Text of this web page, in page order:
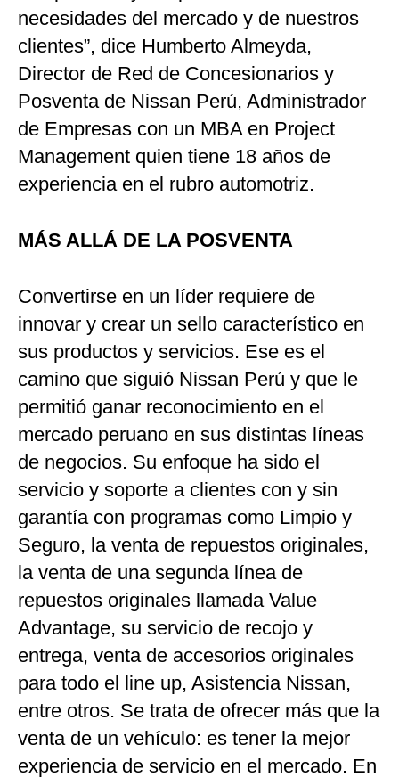
necesidades del mercado y de nuestros
clientes”, dice Humberto Almeyda,
Director de Red de Concesionarios y
Posventa de Nissan Perú, Administrador
de Empresas con un MBA en Project
Management quien tiene 18 años de
experiencia en el rubro automotriz.
MÁS ALLÁ DE LA POSVENTA
Convertirse en un líder requiere de
innovar y crear un sello característico en
sus productos y servicios. Ese es el
camino que siguió Nissan Perú y que le
permitió ganar reconocimiento en el
mercado peruano en sus distintas líneas
de negocios. Su enfoque ha sido el
servicio y soporte a clientes con y sin
garantía con programas como Limpio y
Seguro, la venta de repuestos originales,
la venta de una segunda línea de
repuestos originales llamada Value
Advantage, su servicio de recojo y
entrega, venta de accesorios originales
para todo el line up, Asistencia Nissan,
entre otros. Se trata de ofrecer más que la
venta de un vehículo: es tener la mejor
experiencia de servicio en el mercado. En